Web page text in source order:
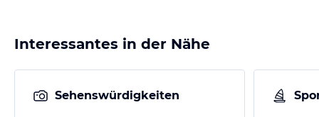
Interessantes in der Nähe
Sehenswürdigkeiten